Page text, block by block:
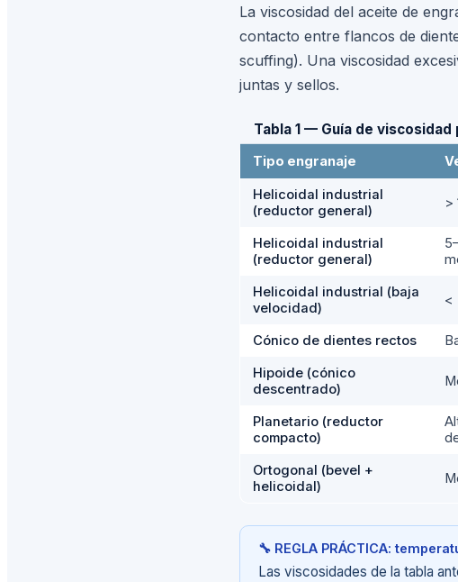
La viscosidad del aceite de
contacto entre flancos de
scuffing). Una viscosidad
juntas y sellos.
Tabla 1 — Guía de
Tipo engranaje
Helicoidal industrial
(reductor general)
>
Helicoidal industrial
(reductor general)
Helicoidal industrial (baja
velocidad)
<
Cónico de dientes rectos
Hipoide (cónico
descentrado)
Planetario (reductor
compacto)
Ortogonal (bevel +
helicoidal)
🔧 REGLA PRÁCTICA:
Las viscosidades de la tabla